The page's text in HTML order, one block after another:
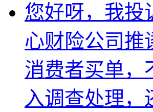
您好呀，我投
心财险公司推
消费者买单，
入调查处理，